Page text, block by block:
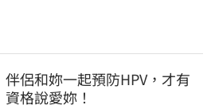
伴侶和妳一起預防HPV，才有
資格說愛妳！